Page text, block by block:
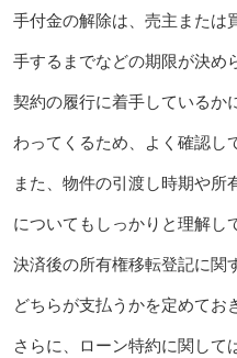
手付金の解除は、売主または
手するまでなどの期限が決め
契約の履行に着手しているか
わってくるため、よく確認し
また、物件の引渡し時期や所
についてもしっかりと理解し
決済後の所有権移転登記に関
どちらが支払うかを定めてお
さらに、ローン特約に関して